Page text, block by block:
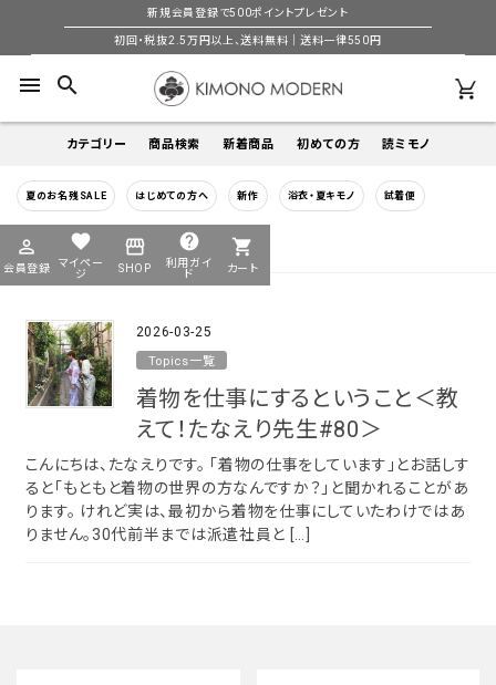
新規会員登録で500ポイントプレゼント
初回・税抜2.5万円以上、送料無料｜送料一律550円
menu search
カテゴリー
着物
帯
羽織
小物
商品検索
キーワードから探す
季節から探す
年間
5-9月
夏季以外通年
カテゴリーから探す
新着商品 初めての方 読ミモノ
夏のお名残SALE はじめての方へ 新作 浴衣・夏キモノ 試着便
perm_identity
会員登録
favorite
マイペー
ジ
storefront
SHOP
help
利用ガイ
ド
shopping_cart
カート
着物
HOME 着物の仕事
2026-03-25
Topics一覧
着物を仕事にするということ＜教
えて！たなえり先生#80＞
こんにちは、たなえりです。 「着物の仕事をしています」とお話しす
ると「もともと着物の世界の方なんですか？」と聞かれることがあ
ります。 けれど実は、最初から着物を仕事にしていたわけではあ
りません。30代前半までは派遣社員と […]